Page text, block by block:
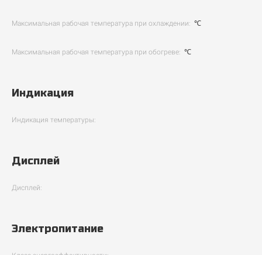
Максимальная рабочая температура при охлаждении: ℃
Максимальная рабочая температура при обогреве: ℃
Индикация
Индикация температуры:
Дисплей
Дисплей:
Электропитание